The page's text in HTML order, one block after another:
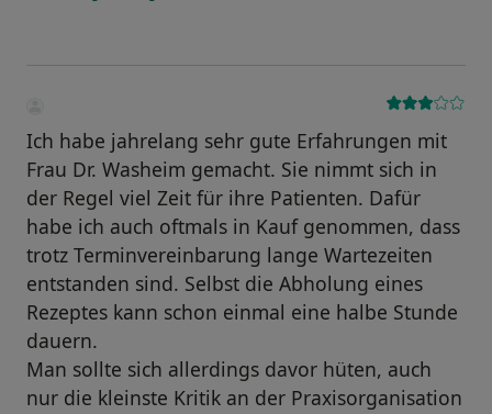
Ich habe jahrelang sehr gute Erfahrungen mit
Frau Dr. Washeim gemacht. Sie nimmt sich in
der Regel viel Zeit für ihre Patienten. Dafür
habe ich auch oftmals in Kauf genommen, dass
trotz Terminvereinbarung lange Wartezeiten
entstanden sind. Selbst die Abholung eines
Rezeptes kann schon einmal eine halbe Stunde
dauern.
Man sollte sich allerdings davor hüten, auch
nur die kleinste Kritik an der Praxisorganisation